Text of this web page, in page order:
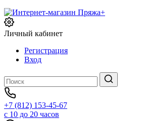
Личный кабинет
Регистрация
Вход
+7 (812) 153-45-67
с 10 до 20 часов